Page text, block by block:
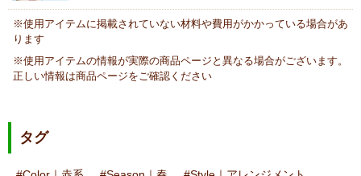
※使用アイテムに掲載されていない材料や費用がかかっている場合があ
ります
※使用アイテムの情報が実際の商品ページと異なる場合がございます。
正しい情報は商品ページをご確認ください
タグ